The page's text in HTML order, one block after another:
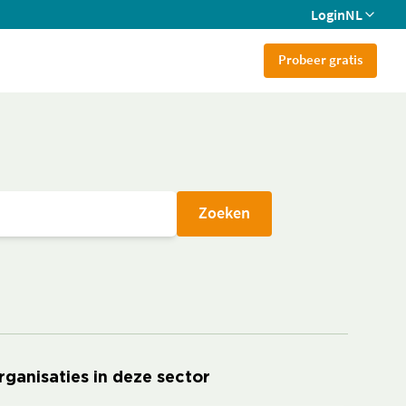
LoginNL
Probeer gratis
Zoeken
in deze sector